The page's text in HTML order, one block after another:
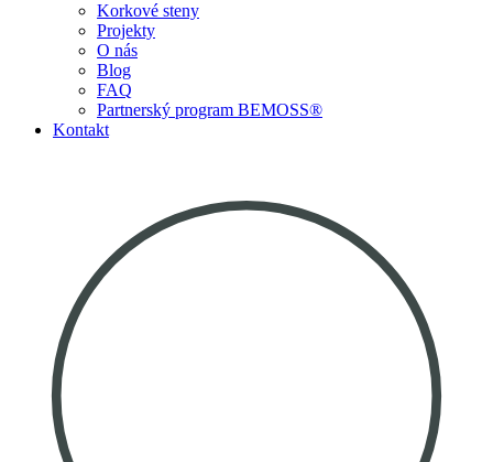
Korkové steny
Projekty
O nás
Blog
FAQ
Partnerský program BEMOSS®
Kontakt